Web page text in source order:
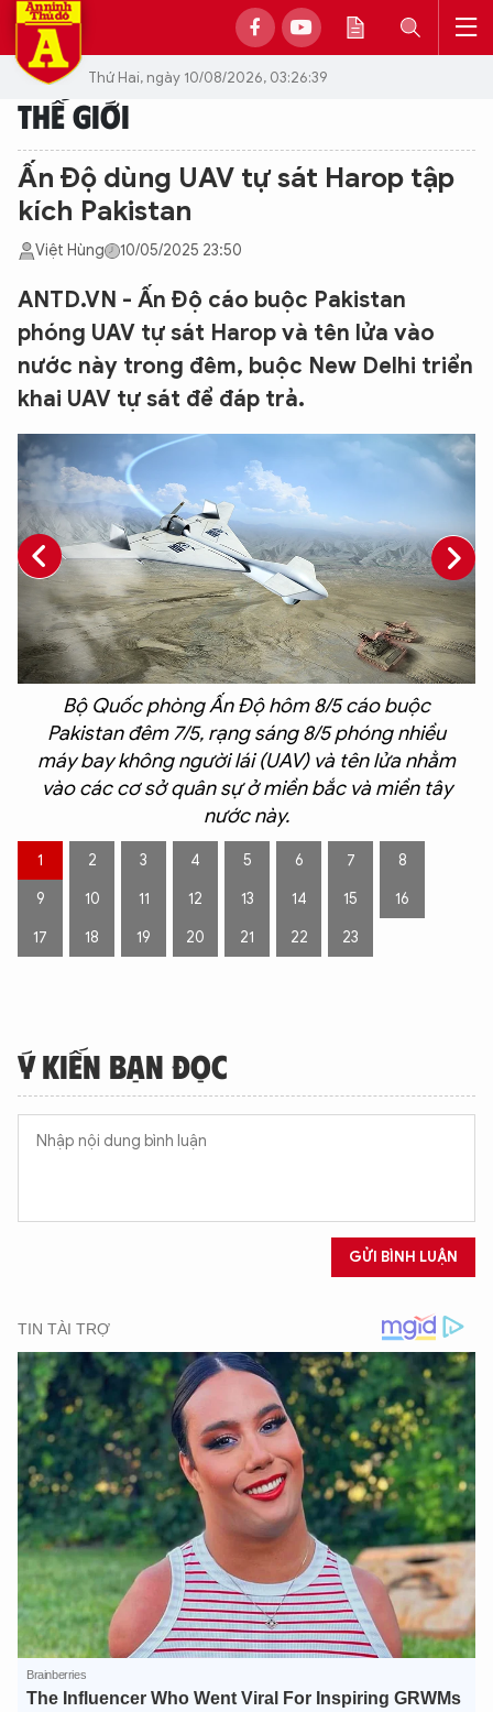
Thứ Hai, ngày 10/08/2026, 03:26:39
THẾ GIỚI
Ấn Độ dùng UAV tự sát Harop tập
kích Pakistan
Việt Hùng 10/05/2025 23:50
ANTD.VN - Ấn Độ cáo buộc Pakistan
phóng UAV tự sát Harop và tên lửa vào
nước này trong đêm, buộc New Delhi triển
khai UAV tự sát để đáp trả.
Bộ Quốc phòng Ấn Độ hôm 8/5 cáo buộc
Pakistan đêm 7/5, rạng sáng 8/5 phóng nhiều
máy bay không người lái (UAV) và tên lửa nhằm
vào các cơ sở quân sự ở miền bắc và miền tây
nước này.
1 2 3 4 5 6 7 8
9 10 11 12 13 14 15 16
17 18 19 20 21 22 23
Ý KIẾN BẠN ĐỌC
GỬI BÌNH LUẬN